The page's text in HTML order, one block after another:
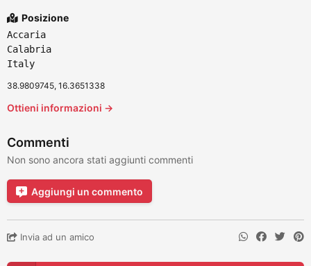
Posizione
Accaria
Calabria
Italy
38.9809745, 16.3651338
Ottieni informazioni →
Commenti
Non sono ancora stati aggiunti commenti
Aggiungi un commento
Invia ad un amico